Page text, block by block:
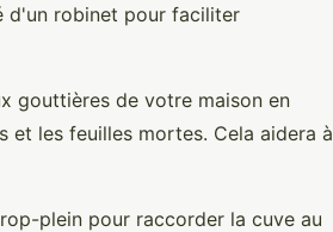
d'un robinet pour faciliter
gouttières de votre maison en
les feuilles mortes. Cela aidera à
plein pour raccorder la cuve au